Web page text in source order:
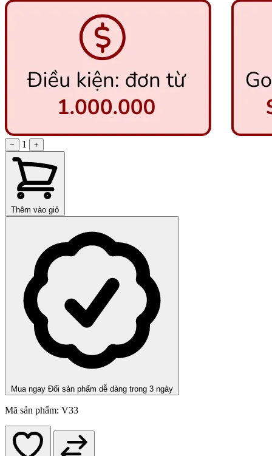
− 1 +
Thêm vào giỏ
Mua ngay Đổi sản phẩm dễ dàng trong 3 ngày
Mã sản phẩm: V33